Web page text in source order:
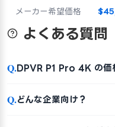
メーカー希望価格
よくある質問
Q.DPVR P1 Pro 4K の価
Q.どんな企業向け？